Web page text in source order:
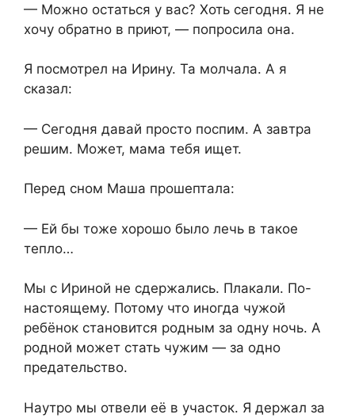
— Можно остаться у вас? Хоть сегодня. Я не
хочу обратно в приют, — попросила она.
Я посмотрел на Ирину. Та молчала. А я
сказал:
— Сегодня давай просто поспим. А завтра
решим. Может, мама тебя ищет.
Перед сном Маша прошептала:
— Ей бы тоже хорошо было лечь в такое
тепло…
Мы с Ириной не сдержались. Плакали. По-
настоящему. Потому что иногда чужой
ребёнок становится родным за одну ночь. А
родной может стать чужим — за одно
предательство.
Наутро мы отвели её в участок. Я держал за